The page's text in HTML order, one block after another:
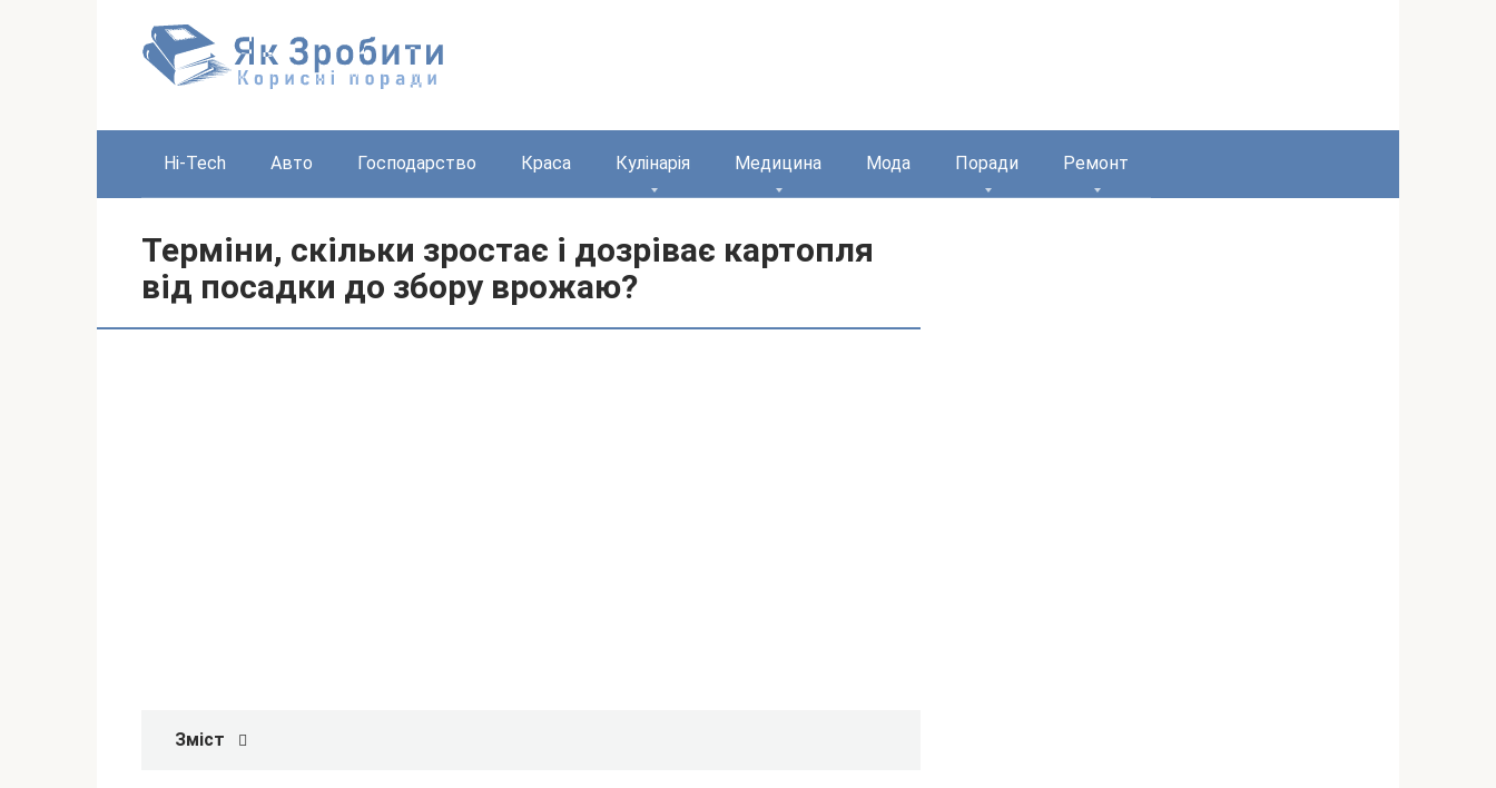
Hi-Tech Авто Господарство Краса Кулінарія Медицина Мода Поради Ремонт
Терміни, скільки зростає і дозріває картопля
від посадки до збору врожаю?
Зміст